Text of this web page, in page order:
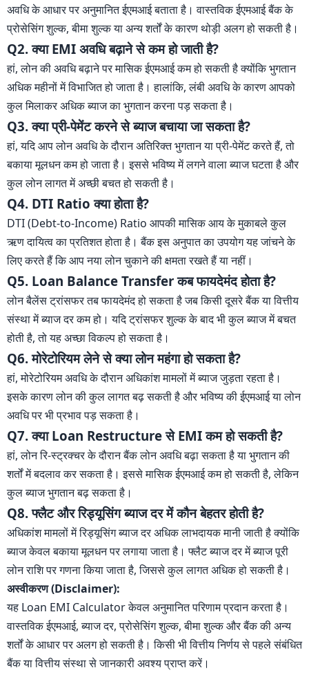
अवधि के आधार पर अनुमानित ईएमआई बताता है। वास्तविक ईएमआई बैंक के
प्रोसेसिंग शुल्क, बीमा शुल्क या अन्य शर्तों के कारण थोड़ी अलग हो सकती है।
Q2. क्या EMI अवधि बढ़ाने से कम हो जाती है?
हां, लोन की अवधि बढ़ाने पर मासिक ईएमआई कम हो सकती है क्योंकि भुगतान
अधिक महीनों में विभाजित हो जाता है। हालांकि, लंबी अवधि के कारण आपको
कुल मिलाकर अधिक ब्याज का भुगतान करना पड़ सकता है।
Q3. क्या प्री-पेमेंट करने से ब्याज बचाया जा सकता है?
हां, यदि आप लोन अवधि के दौरान अतिरिक्त भुगतान या प्री-पेमेंट करते हैं, तो
बकाया मूलधन कम हो जाता है। इससे भविष्य में लगने वाला ब्याज घटता है और
कुल लोन लागत में अच्छी बचत हो सकती है।
Q4. DTI Ratio क्या होता है?
DTI (Debt-to-Income) Ratio आपकी मासिक आय के मुकाबले कुल
ऋण दायित्व का प्रतिशत होता है। बैंक इस अनुपात का उपयोग यह जांचने के
लिए करते हैं कि आप नया लोन चुकाने की क्षमता रखते हैं या नहीं।
Q5. Loan Balance Transfer कब फायदेमंद होता है?
लोन बैलेंस ट्रांसफर तब फायदेमंद हो सकता है जब किसी दूसरे बैंक या वित्तीय
संस्था में ब्याज दर कम हो। यदि ट्रांसफर शुल्क के बाद भी कुल ब्याज में बचत
होती है, तो यह अच्छा विकल्प हो सकता है।
Q6. मोरेटोरियम लेने से क्या लोन महंगा हो सकता है?
हां, मोरेटोरियम अवधि के दौरान अधिकांश मामलों में ब्याज जुड़ता रहता है।
इसके कारण लोन की कुल लागत बढ़ सकती है और भविष्य की ईएमआई या लोन
अवधि पर भी प्रभाव पड़ सकता है।
Q7. क्या Loan Restructure से EMI कम हो सकती है?
हां, लोन रि-स्ट्रक्चर के दौरान बैंक लोन अवधि बढ़ा सकता है या भुगतान की
शर्तों में बदलाव कर सकता है। इससे मासिक ईएमआई कम हो सकती है, लेकिन
कुल ब्याज भुगतान बढ़ सकता है।
Q8. फ्लैट और रिड्यूसिंग ब्याज दर में कौन बेहतर होती है?
अधिकांश मामलों में रिड्यूसिंग ब्याज दर अधिक लाभदायक मानी जाती है क्योंकि
ब्याज केवल बकाया मूलधन पर लगाया जाता है। फ्लैट ब्याज दर में ब्याज पूरी
लोन राशि पर गणना किया जाता है, जिससे कुल लागत अधिक हो सकती है।
अस्वीकरण (Disclaimer):
यह Loan EMI Calculator केवल अनुमानित परिणाम प्रदान करता है।
वास्तविक ईएमआई, ब्याज दर, प्रोसेसिंग शुल्क, बीमा शुल्क और बैंक की अन्य
शर्तों के आधार पर अलग हो सकती है। किसी भी वित्तीय निर्णय से पहले संबंधित
बैंक या वित्तीय संस्था से जानकारी अवश्य प्राप्त करें।